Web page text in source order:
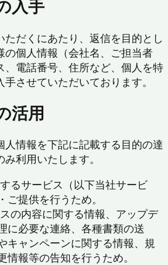
入手
ただくにあたり、返信を目的とし
の個人情報（会社名、ご担当者
、電話番号、住所など、個人を特
させていただいております。
活用
人情報を下記に記載する目的の達
利用いたします。
るサービス（以下当社サービ
ご提供を行うため。
の内容に関する情報、アップデ
に必要な連絡、各種書類の送
キャンペーンに関する情報、規
情報等の告知を行うため。